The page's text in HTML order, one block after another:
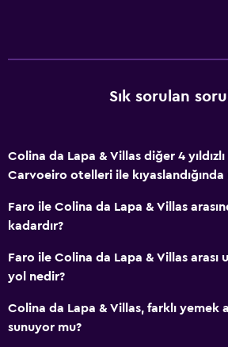
Sık sorulan
Colina da Lapa & Villas diğer 4
Carvoeiro otelleri ile kıyaslandığında
Faro ile Colina da Lapa & Villas
kadardır?
Faro ile Colina da Lapa & Villas arası
yol nedir?
Colina da Lapa & Villas, farklı
sunuyor mu?